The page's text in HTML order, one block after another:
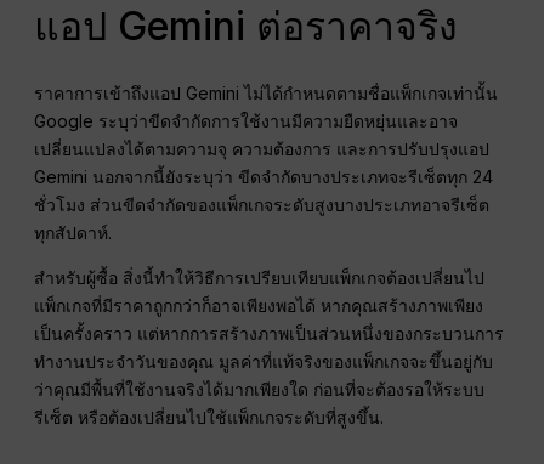
แอป Gemini ต่อราคาจริง
ราคาการเข้าถึงแอป Gemini ไม่ได้กำหนดตามชื่อแพ็กเกจเท่านั้น
Google ระบุว่าขีดจำกัดการใช้งานมีความยืดหยุ่นและอาจ
เปลี่ยนแปลงได้ตามความจุ ความต้องการ และการปรับปรุงแอป
Gemini นอกจากนี้ยังระบุว่า ขีดจำกัดบางประเภทจะรีเซ็ตทุก 24
ชั่วโมง ส่วนขีดจำกัดของแพ็กเกจระดับสูงบางประเภทอาจรีเซ็ต
ทุกสัปดาห์.
สำหรับผู้ซื้อ สิ่งนี้ทำให้วิธีการเปรียบเทียบแพ็กเกจต้องเปลี่ยนไป
แพ็กเกจที่มีราคาถูกกว่าก็อาจเพียงพอได้ หากคุณสร้างภาพเพียง
เป็นครั้งคราว แต่หากการสร้างภาพเป็นส่วนหนึ่งของกระบวนการ
ทำงานประจำวันของคุณ มูลค่าที่แท้จริงของแพ็กเกจจะขึ้นอยู่กับ
ว่าคุณมีพื้นที่ใช้งานจริงได้มากเพียงใด ก่อนที่จะต้องรอให้ระบบ
รีเซ็ต หรือต้องเปลี่ยนไปใช้แพ็กเกจระดับที่สูงขึ้น.